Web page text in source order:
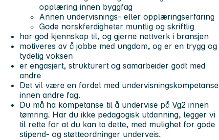
opplæring innen byggfag
Annen undervisnings- eller opplæringserfaring
Gode norskferdigheter muntlig og skriftlig
har god kjennskap til, og gjerne nettverk i bransjen
motiveres av å jobbe med ungdom, og er en trygg og
tydelig voksen
er engasjert, strukturert og samarbeider godt med
andre
Det vil være en fordel med undervisningskompetanse
innen andre fag.
Du må ha kompetanse til å undervise på Vg2 innen
tømring. Har du ikke pedagogisk utdanning, legger vi
til rette for at du kan ta dette, med mulighet for gode
stipend- og støtteordninger underveis.